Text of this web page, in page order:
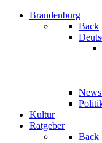
Brandenburg
Back
Kultur
Ratgeber
Back